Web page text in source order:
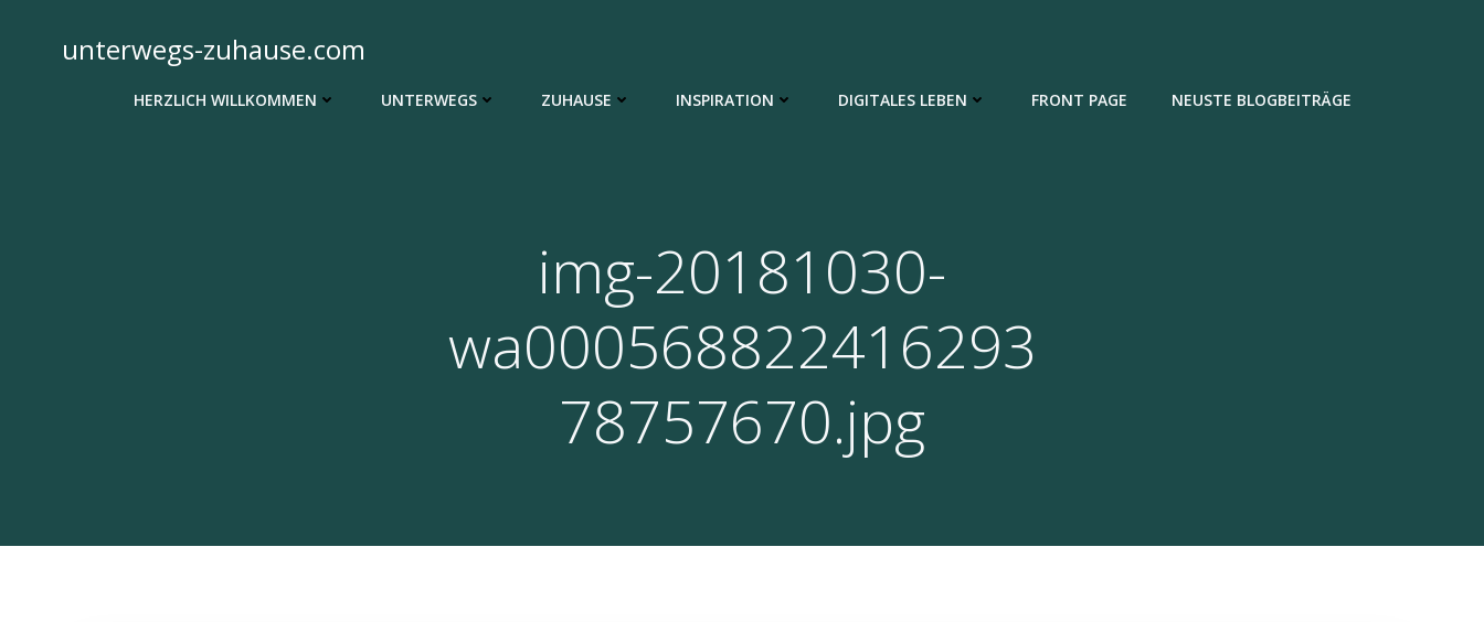
springenunterwegs-zuhause.com
HERZLICH WILLKOMMEN UNTERWEGS ZUHAUSE INSPIRATION DIGITALES LEBEN FRONT PAGE NEUSTE BLOGBEITRÄGE
img-20181030-
wa000568822416293
78757670.jpg